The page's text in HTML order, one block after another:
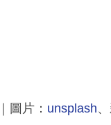
圖片： unsplash